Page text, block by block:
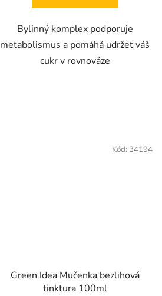
Bylinný komplex podporuje
metabolismus a pomáhá udržet váš
cukr v rovnováze
Green Idea Mučenka bezlihová
tinktura 100ml
Kód: 34194